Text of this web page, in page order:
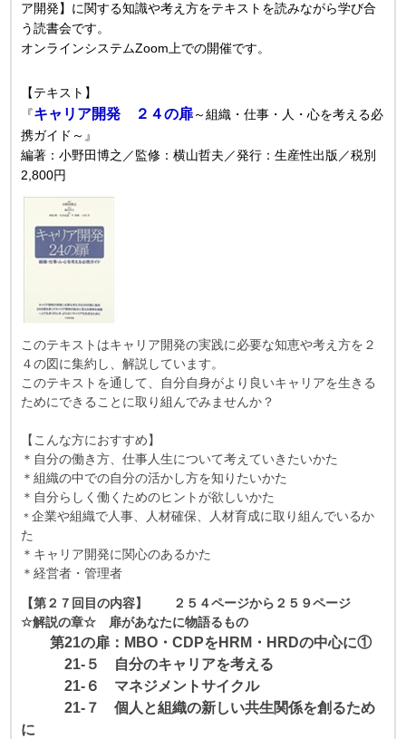
ア開発】に関する知識や考え方をテキストを読みながら学び合
う読書会です。
オンラインシステムZoom上での開催です。
【テキスト】
『キャリア開発 ２４の扉～組織・仕事・人・心を考える必
携ガイド～』
編著：小野田博之／監修 ：横山哲夫／発行：生産性出版 ／税別
2 ,800円
このテキストはキャリア開発の実践に必要な知恵や考え方を２
４の図に集約し、解説しています。
このテキストを通して、自分自身がより良いキャリアを生きる
ためにできることに取り組んでみませんか？
【こんな方におすすめ】
＊自分の働き方、仕事人生について考えていきたいかた
＊組織の中での自分の活かし方を知りたいかた
＊自分らしく働くためのヒントが欲しいかた
＊企業や組織で人事、人材確保、人材育成に取り組んでいるか
た
＊キャリア開発に関心のあるかた
＊経営者・管理者
【第２７回目の内容】 ２５４ページから２５９ページ
☆解説の章☆ 扉があなたに物語るもの
第21の扉：MBO・CDPをHRM・HRDの中心に①
21‐５ 自分のキャリアを考える
21‐６ マネジメントサイクル
21‐７ 個人と組織の新しい共生関係を創るため
に